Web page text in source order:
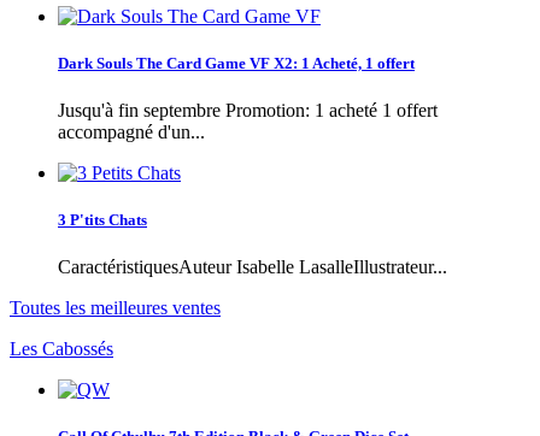
Dark Souls The Card Game VF X2: 1 Acheté, 1 offert
Jusqu'à fin septembre Promotion: 1 acheté 1 offert
accompagné d'un...
3 P'tits Chats
CaractéristiquesAuteur Isabelle LasalleIllustrateur...
Toutes les meilleures ventes
Les Cabossés